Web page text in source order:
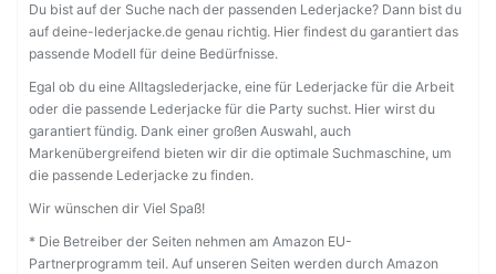
Du bist auf der Suche nach der passenden Lederjacke? Dann bist du
auf deine-lederjacke.de genau richtig. Hier findest du garantiert das
passende Modell für deine Bedürfnisse.
Egal ob du eine Alltagslederjacke, eine für Lederjacke für die Arbeit
oder die passende Lederjacke für die Party suchst. Hier wirst du
garantiert fündig. Dank einer großen Auswahl, auch
Markenübergreifend bieten wir dir die optimale Suchmaschine, um
die passende Lederjacke zu finden.
Wir wünschen dir Viel Spaß!
* Die Betreiber der Seiten nehmen am Amazon EU-
Partnerprogramm teil. Auf unseren Seiten werden durch Amazon